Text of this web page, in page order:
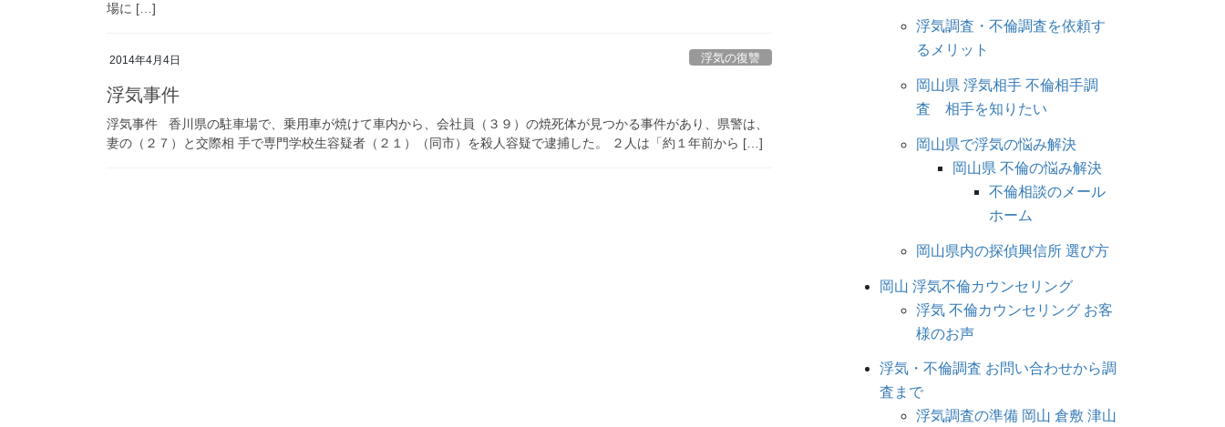
場に […]
2014年4月4日 浮気の復讐
浮気事件
浮気事件 香川県の駐車場で、乗用車が焼けて車内から、会社員（３９）の焼死体が見つかる事件があり、県警は、
妻の（２７）と交際相 手で専門学校生容疑者（２１）（同市）を殺人容疑で逮捕した。 ２人は「約１年前から […]
浮気調査・不倫調査を依頼す
るメリット
岡山県 浮気相手 不倫相手調
査 相手を知りたい
岡山県で浮気の悩み解決
岡山県 不倫の悩み解決
不倫相談のメール
ホーム
岡山県内の探偵興信所 選び方
岡山 浮気不倫カウンセリング
浮気 不倫カウンセリング お客
様のお声
浮気・不倫調査 お問い合わせから調
査まで
浮気調査の準備 岡山 倉敷 津山